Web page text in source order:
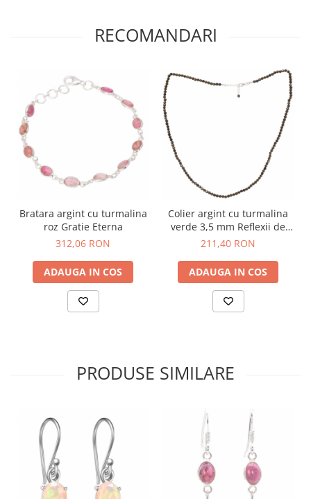
RECOMANDARI
Bratara argint cu turmalina
roz Gratie Eterna
312,06 RON
ADAUGA IN COS
Colier argint cu turmalina
verde 3,5 mm Reflexii de
Primavara
211,40 RON
ADAUGA IN COS
PRODUSE SIMILARE